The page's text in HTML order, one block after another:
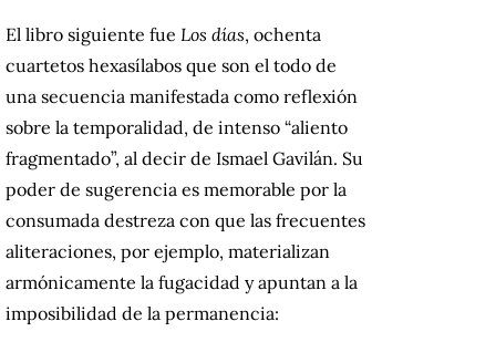
El libro siguiente fue Los días, ochenta
cuartetos hexasílabos que son el todo de
una secuencia manifestada como reflexión
sobre la temporalidad, de intenso “aliento
fragmentado”, al decir de Ismael Gavilán. Su
poder de sugerencia es memorable por la
consumada destreza con que las frecuentes
aliteraciones, por ejemplo, materializan
armónicamente la fugacidad y apuntan a la
imposibilidad de la permanencia: